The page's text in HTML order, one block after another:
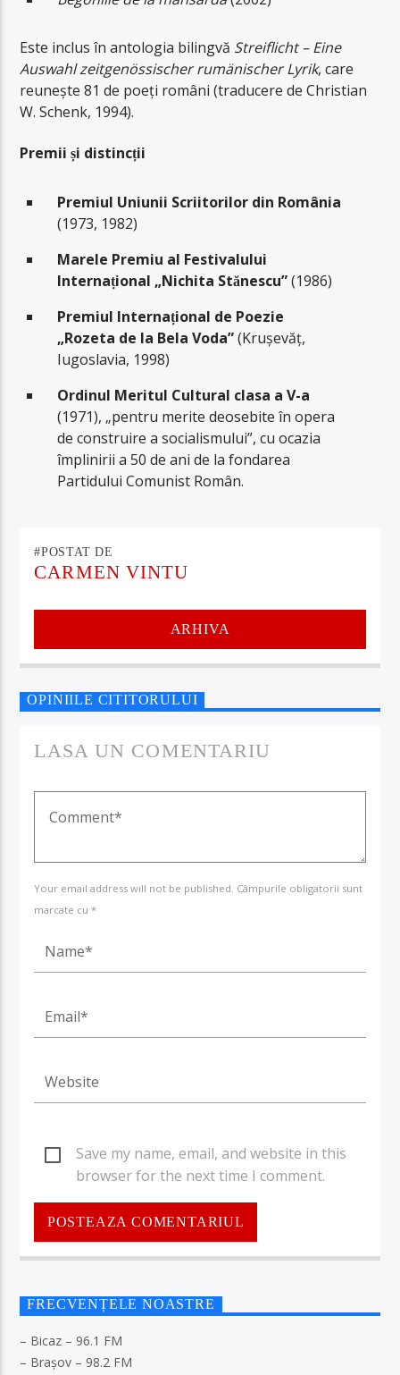
Este inclus în antologia bilingvă Streiflicht – Eine
Auswahl zeitgenössischer rumänischer Lyrik, care
reunește 81 de poeți români (traducere de Christian
W. Schenk, 1994).
Premii și distincții
Premiul Uniunii Scriitorilor din România
(1973, 1982)
Marele Premiu al Festivalului
Internațional „Nichita Stănescu”(1986)
Premiul Internațional de Poezie
„Rozeta de la Bela Voda”(Krușevăț,
Iugoslavia, 1998)
Ordinul Meritul Cultural clasa a V-a
(1971), „pentru merite deosebite în opera
de construire a socialismului”, cu ocazia
împlinirii a 50 de ani de la fondarea
Partidului Comunist Român.
#POSTAT DE
CARMEN VINTU
ARHIVA
OPINIILE CITITORULUI
LASA UN COMENTARIU
Your email address will not be published. Câmpurile obligatorii sunt
marcate cu *
Save my name, email, and website in this
browser for the next time I comment.
FRECVENȚELE NOASTRE
– Bicaz – 96.1 FM
– Brașov – 98.2 FM